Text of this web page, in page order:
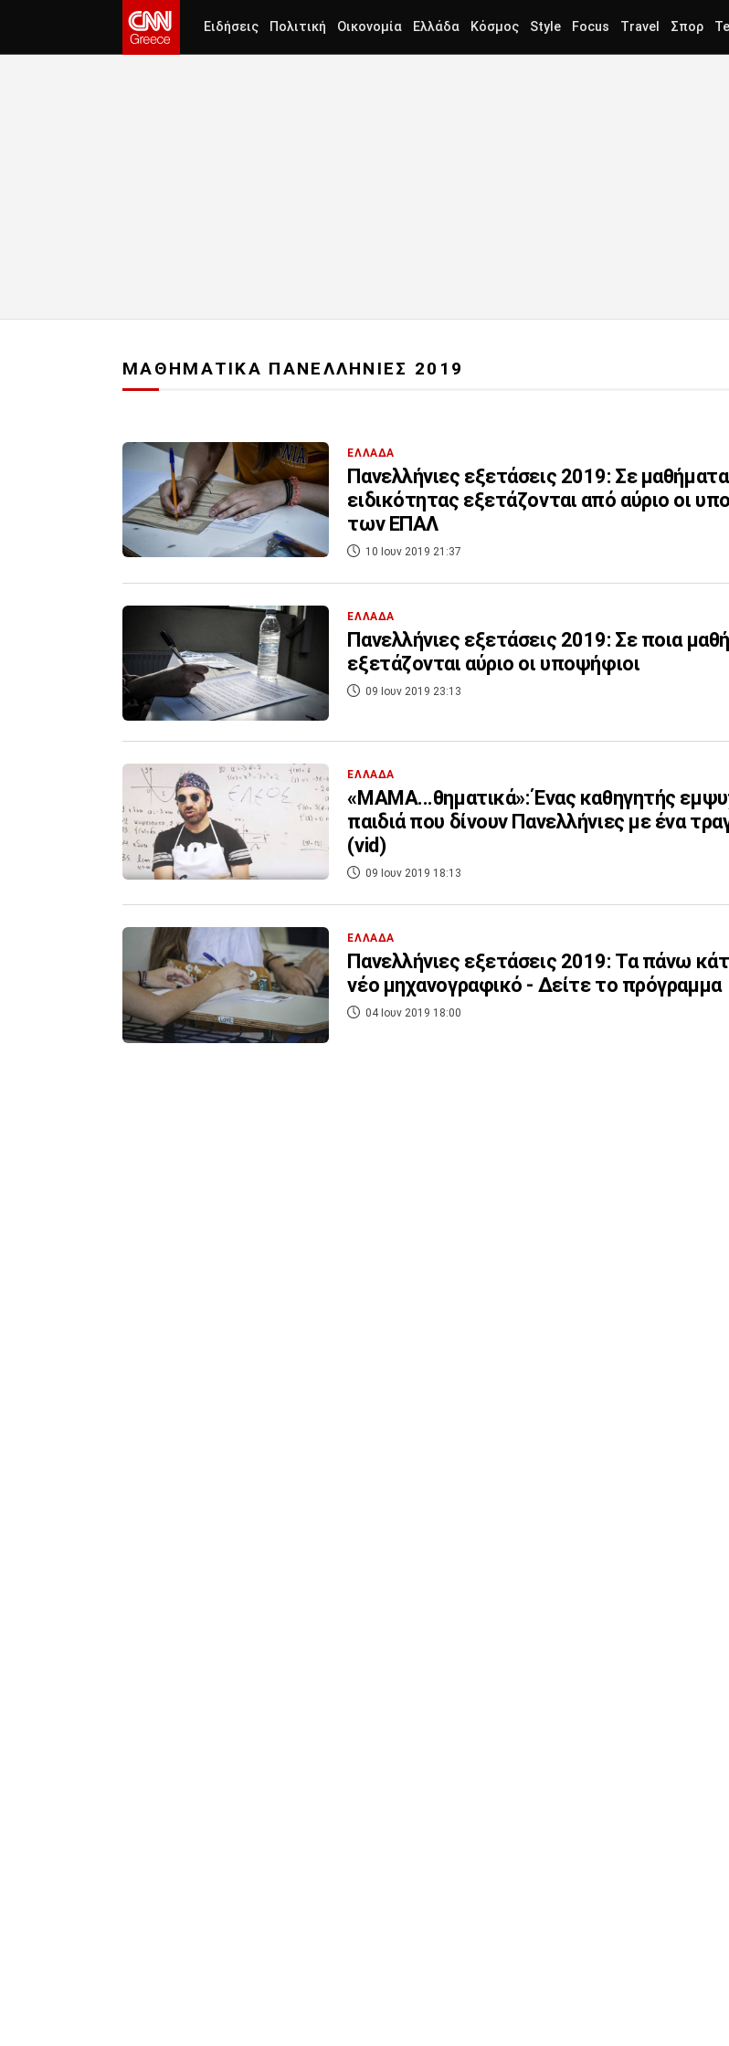
Ειδήσεις Πολιτική Οικονομία Ελλάδα Κόσμος Style Focus Travel Σπορ
ΜΑΘΗΜΑΤΙΚΑ ΠΑΝΕΛΛΗΝΙΕΣ 2019
ΕΛΛΑΔΑ
Πανελλήνιες εξετάσεις 2019: Σε μαθήματα
ειδικότητας εξετάζονται από αύριο οι
των ΕΠΑΛ
10 Ιουν 2019 21:37
ΕΛΛΑΔΑ
Πανελλήνιες εξετάσεις 2019: Σε ποια
εξετάζονται αύριο οι υποψήφιοι
09 Ιουν 2019 23:13
ΕΛΛΑΔΑ
«ΜΑΜΑ...θηματικά»: Ένας καθηγητής
παιδιά που δίνουν Πανελλήνιες με ένα
(vid)
09 Ιουν 2019 18:13
ΕΛΛΑΔΑ
Πανελλήνιες εξετάσεις 2019: Τα πάνω
νέο μηχανογραφικό - Δείτε το πρόγραμμα
04 Ιουν 2019 18:00